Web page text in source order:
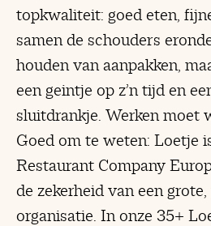
topkwaliteit: goed eten,
samen de schouders
houden van aanpakken,
een geintje op z’n tijd en
sluitdrankje. Werken moet
Goed om te weten: Loetje
Restaurant Company
de zekerheid van een
organisatie. In onze 35+